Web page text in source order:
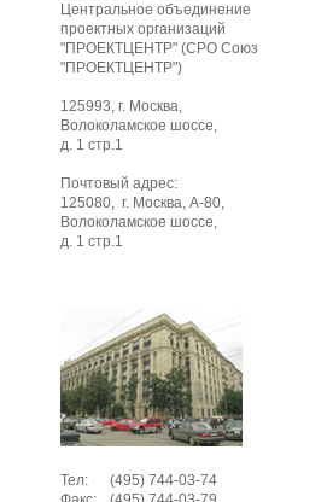
Центральное объединение
проектных организаций
"ПРОЕКТЦЕНТР" (СРО Союз
"ПРОЕКТЦЕНТР")
125993, г. Москва,
Волоколамское шоссе,
д. 1 стр.1
Почтовый адрес:
125080, г. Москва, А-80,
Волоколамское шоссе,
д. 1 стр.1
Тел: (495) 744-03-74